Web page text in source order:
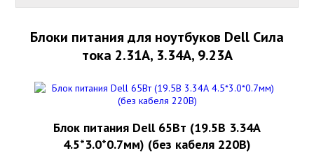
Блоки питания для ноутбуков Dell Сила
тока 2.31А, 3.34А, 9.23А
Блок питания Dell 65Вт (19.5В 3.34А
4.5*3.0*0.7мм) (без кабеля 220В)